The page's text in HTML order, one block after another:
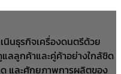
นินธุรกิจเครื่องดนตรีด้วย
แลลูกค้าและคู่ค้าอย่างใกล้ชิด
ด และศักยภาพการผลิตของ